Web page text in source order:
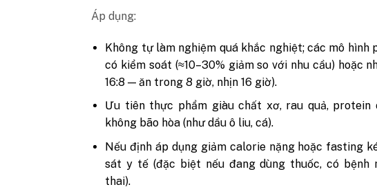
Áp dụng:
Không tự làm nghiệm quá khắc nghiệt; các mô hình
có kiểm soát (≈10–30% giảm so với nhu cầu) hoặc
16:8 — ăn trong 8 giờ, nhịn 16 giờ).
Ưu tiên thực phẩm giàu chất xơ, rau quả, protein
không bão hòa (như dầu ô liu, cá).
Nếu định áp dụng giảm calorie nặng hoặc fasting
sát y tế (đặc biệt nếu đang dùng thuốc, có bệnh
thai).